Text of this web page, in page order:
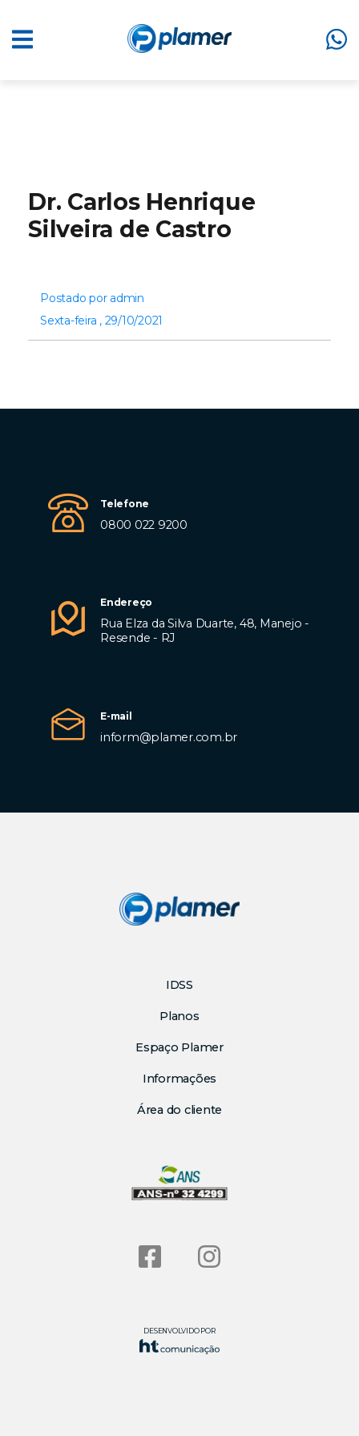
Dr. Carlos Henrique
Silveira de Castro
Postado por admin
Sexta-feira , 29/10/2021
Telefone
0800 022 9200
Endereço
Rua Elza da Silva Duarte, 48, Manejo -
Resende - RJ
E-mail
inform@plamer.com.br
IDSS
Planos
Espaço Plamer
Informações
Área do cliente
DESENVOLVIDO POR